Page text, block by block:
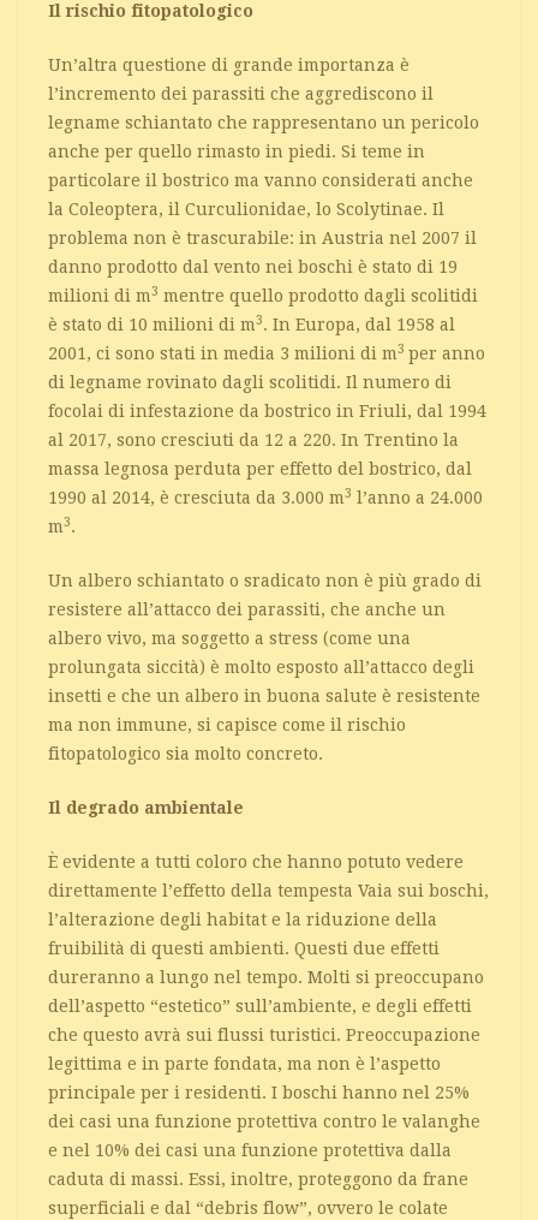
Il rischio fitopatologico
Un’altra questione di grande importanza è
l’incremento dei parassiti che aggrediscono il
legname schiantato che rappresentano un pericolo
anche per quello rimasto in piedi. Si teme in
particolare il bostrico ma vanno considerati anche
la Coleoptera, il Curculionidae, lo Scolytinae. Il
problema non è trascurabile: in Austria nel 2007 il
danno prodotto dal vento nei boschi è stato di 19
milioni di m3 mentre quello prodotto dagli scolitidi
è stato di 10 milioni di m3. In Europa, dal 1958 al
2001, ci sono stati in media 3 milioni di m3 per anno
di legname rovinato dagli scolitidi. Il numero di
focolai di infestazione da bostrico in Friuli, dal 1994
al 2017, sono cresciuti da 12 a 220. In Trentino la
massa legnosa perduta per effetto del bostrico, dal
1990 al 2014, è cresciuta da 3.000 m3 l’anno a 24.000
m3.
Un albero schiantato o sradicato non è più grado di
resistere all’attacco dei parassiti, che anche un
albero vivo, ma soggetto a stress (come una
prolungata siccità) è molto esposto all’attacco degli
insetti e che un albero in buona salute è resistente
ma non immune, si capisce come il rischio
fitopatologico sia molto concreto.
Il degrado ambientale
È evidente a tutti coloro che hanno potuto vedere
direttamente l’effetto della tempesta Vaia sui boschi,
l’alterazione degli habitat e la riduzione della
fruibilità di questi ambienti. Questi due effetti
dureranno a lungo nel tempo. Molti si preoccupano
dell’aspetto “estetico” sull’ambiente, e degli effetti
che questo avrà sui flussi turistici. Preoccupazione
legittima e in parte fondata, ma non è l’aspetto
principale per i residenti. I boschi hanno nel 25%
dei casi una funzione protettiva contro le valanghe
e nel 10% dei casi una funzione protettiva dalla
caduta di massi. Essi, inoltre, proteggono da frane
superficiali e dal “debris flow”, ovvero le colate